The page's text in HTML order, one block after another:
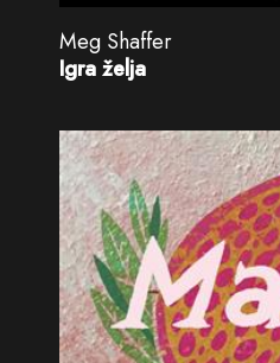
Meg Shaffer
Igra želja